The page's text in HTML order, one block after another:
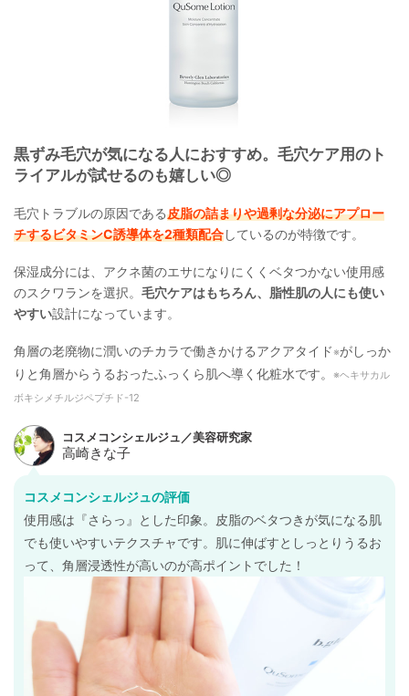
黒ずみ毛穴が気になる人におすすめ。毛穴ケア用のト
ライアルが試せるのも嬉しい◎
毛穴トラブルの原因である皮脂の詰まりや過剰な分泌にアプロー
チするビタミンC誘導体を2種類配合しているのが特徴です。
保湿成分には、アクネ菌のエサになりにくくベタつかない使用感
のスクワランを選択。 毛穴ケアはもちろん、脂性肌の人にも使い
やすい設計になっています。
角層の老廃物に潤いのチカラで働きかけるアクアタイド※がしっか
りと角層からうるおったふっくら肌へ導く化粧水です。
※ヘキサカル
ボキシメチルジペプチド-12
コスメコンシェルジュの評価
使用感は『さらっ』とした印象。皮脂のベタつきが気になる肌
でも使いやすいテクスチャです。肌に伸ばすとしっとりうるお
って、角層浸透性が高いのが高ポイントでした！